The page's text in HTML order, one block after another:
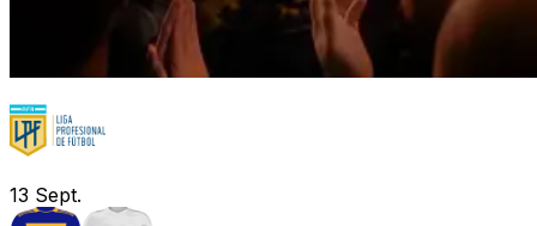
13 Sept.